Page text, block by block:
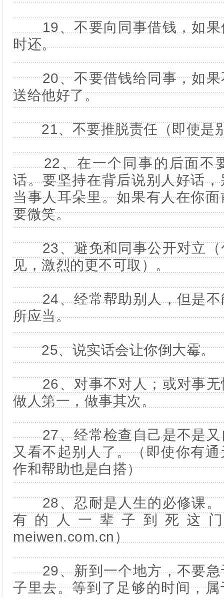
19、不要向同事借钱，如果
时还。
20、不要借钱给同事，如果
送给他好了。
21、不要推脱责任（即使是
22、在一个同事的后面不
话。要坚持在背后说别人好话
当事人耳朵里。如果有人在你
要微笑。
23、避免和同事公开对立（
见，激烈的更不可取）。
24、经常帮助别人，但是不
所应当。
25、说实话会让你倒大霉。
26、对事不对人；或对事无
做人第一，做事其次。
27、经常检查自己是不是又
又看不起别人了。（即使你有
作和帮助也是白搭）
28、忍耐是人生的必修课。
有的人一辈子到死这
meiwen.com.cn）
29、新到一个地方，不要急
子里去。等到了足够的时间，